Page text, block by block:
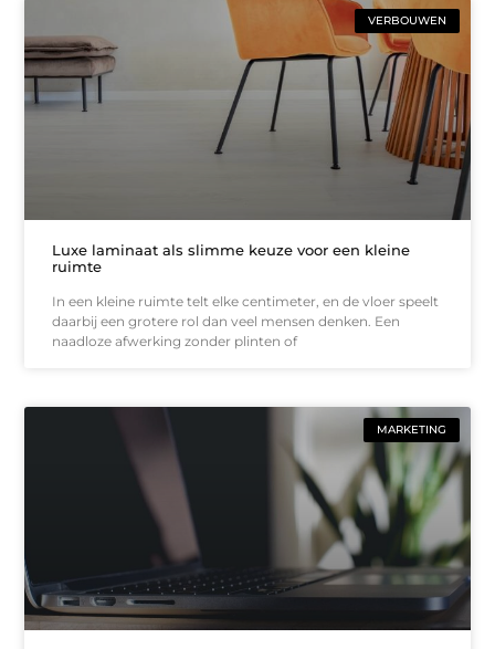
VERBOUWEN
Luxe laminaat als slimme keuze voor een kleine
ruimte
In een kleine ruimte telt elke centimeter, en de vloer speelt
daarbij een grotere rol dan veel mensen denken. Een
naadloze afwerking zonder plinten of
MARKETING